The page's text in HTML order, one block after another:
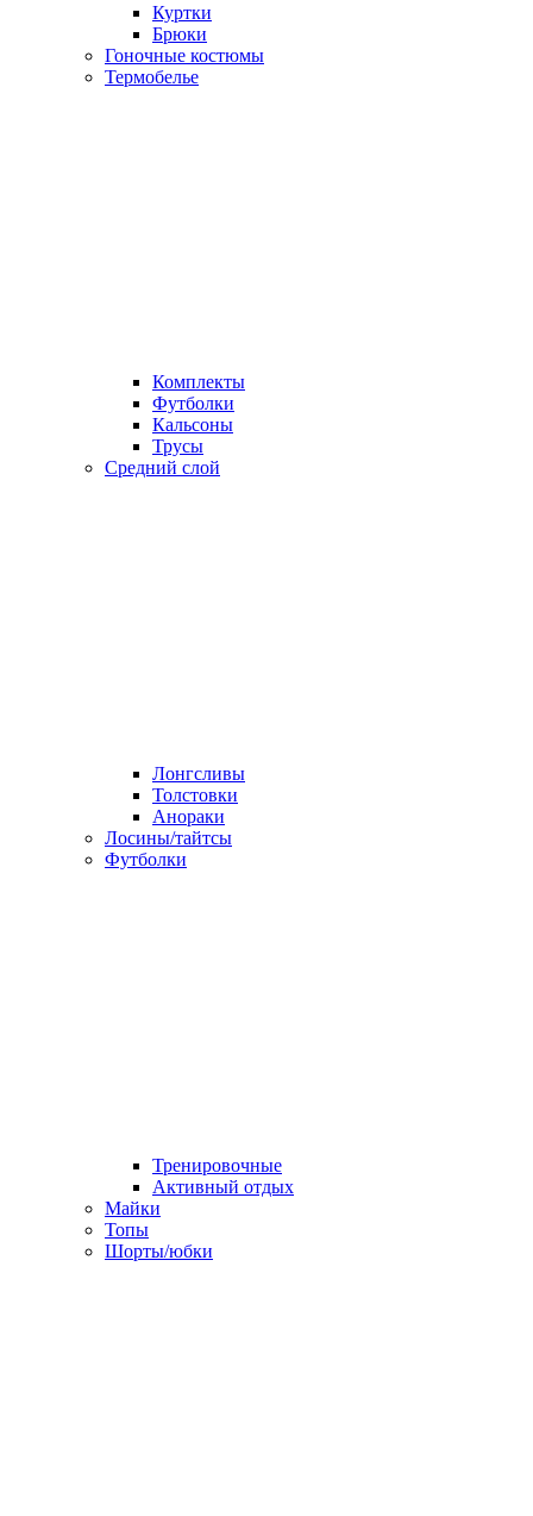
Куртки
Брюки
Гоночные костюмы
Термобелье
Комплекты
Футболки
Кальсоны
Трусы
Средний слой
Лонгсливы
Толстовки
Анораки
Лосины/тайтсы
Футболки
Тренировочные
Активный отдых
Майки
Топы
Шорты/юбки